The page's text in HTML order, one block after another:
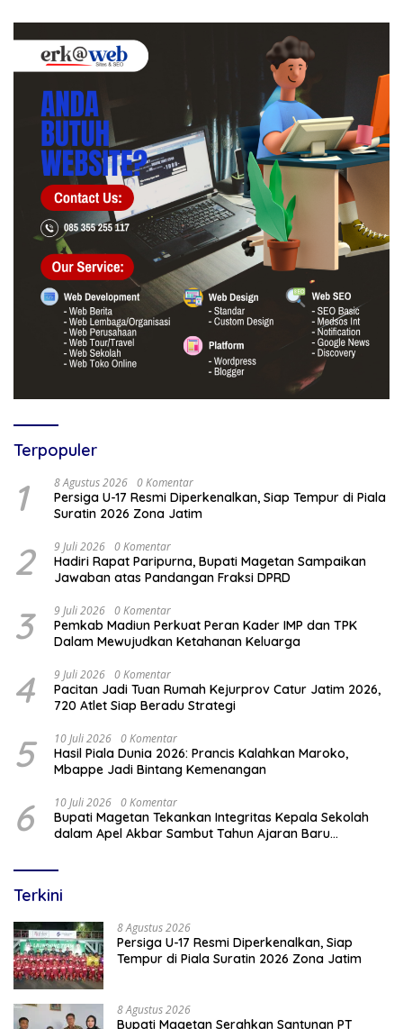
Terpopuler
1 8 Agustus 2026 0 Komentar
Persiga U-17 Resmi Diperkenalkan, Siap Tempur di Piala
Suratin 2026 Zona Jatim
2 9 Juli 2026 0 Komentar
Hadiri Rapat Paripurna, Bupati Magetan Sampaikan
Jawaban atas Pandangan Fraksi DPRD
3 9 Juli 2026 0 Komentar
Pemkab Madiun Perkuat Peran Kader IMP dan TPK
Dalam Mewujudkan Ketahanan Keluarga
4 9 Juli 2026 0 Komentar
Pacitan Jadi Tuan Rumah Kejurprov Catur Jatim 2026,
720 Atlet Siap Beradu Strategi
5 10 Juli 2026 0 Komentar
Hasil Piala Dunia 2026: Prancis Kalahkan Maroko,
Mbappe Jadi Bintang Kemenangan
6 10 Juli 2026 0 Komentar
Bupati Magetan Tekankan Integritas Kepala Sekolah
dalam Apel Akbar Sambut Tahun Ajaran Baru
Terkini
8 Agustus 2026
Persiga U-17 Resmi Diperkenalkan, Siap
Tempur di Piala Suratin 2026 Zona Jatim
8 Agustus 2026
Bupati Magetan Serahkan Santunan PT